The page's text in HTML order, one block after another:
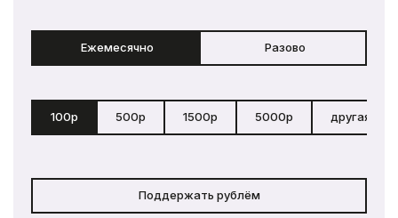
Ежемесячно Разово
100р 500р 1500р 5000р другая
Поддержать рублём